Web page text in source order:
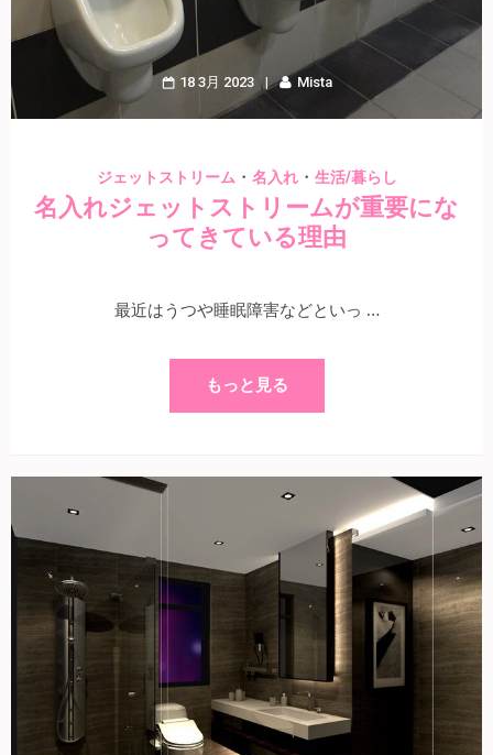
18 3月 2023 Mista
ジェットストリーム・ 名入れ・ 生活/暮らし
名入れジェットストリームが重要にな
ってきている理由
最近はうつや睡眠障害などといっ …
もっと見る